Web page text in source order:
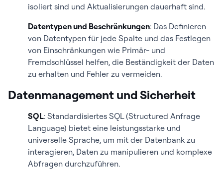
isoliert sind und Aktualisierungen dauerhaft sind.
Datentypen und Beschränkungen: Das Definieren
von Datentypen für jede Spalte und das Festlegen
von Einschränkungen wie Primär- und
Fremdschlüssel helfen, die Beständigkeit der Daten
zu erhalten und Fehler zu vermeiden.
Datenmanagement und Sicherheit
SQL: Standardisiertes SQL (Structured Anfrage
Language) bietet eine leistungsstarke und
universelle Sprache, um mit der Datenbank zu
interagieren, Daten zu manipulieren und komplexe
Abfragen durchzuführen.